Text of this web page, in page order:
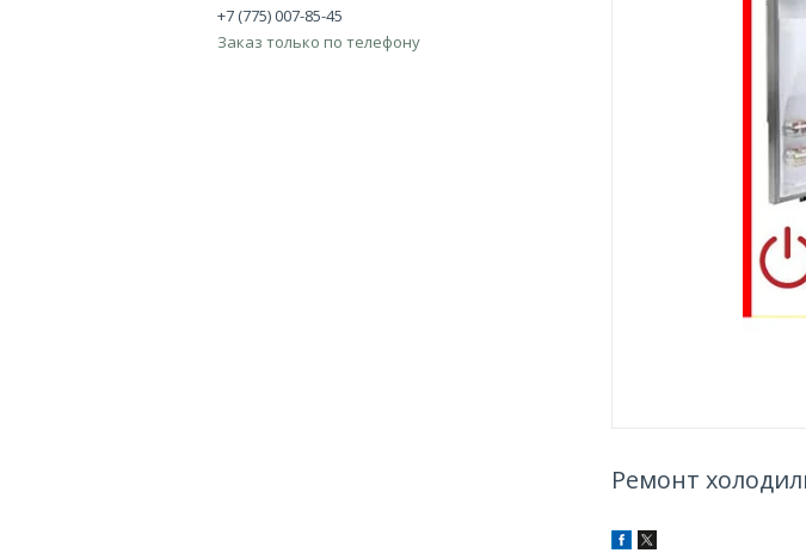
Ремонт
+7 (775) 007-85-45
Заказ только по телефону